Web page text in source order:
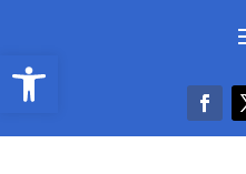
Abrir barra de herramientas